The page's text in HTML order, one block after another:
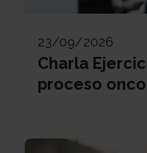
23/09/2026
Charla
proceso